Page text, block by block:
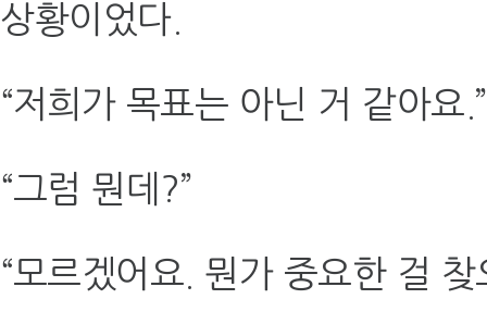
상황이었다.
“저희가 목표는 아닌 거 같아요.”
“그럼 뭔데?”
“모르겠어요. 뭔가 중요한 걸